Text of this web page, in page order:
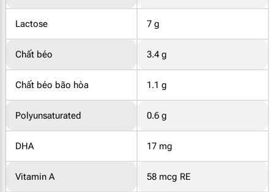
Lactose 7 g
Chất béo 3.4 g
Chất béo bão hòa 1.1 g
Polyunsaturated 0.6 g
DHA 17 mg
Vitamin A 58 mcg RE